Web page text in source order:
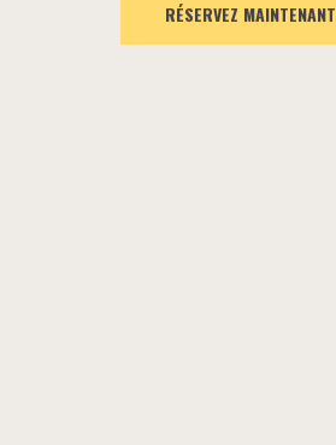
RÉSERVEZ MAINTENANT